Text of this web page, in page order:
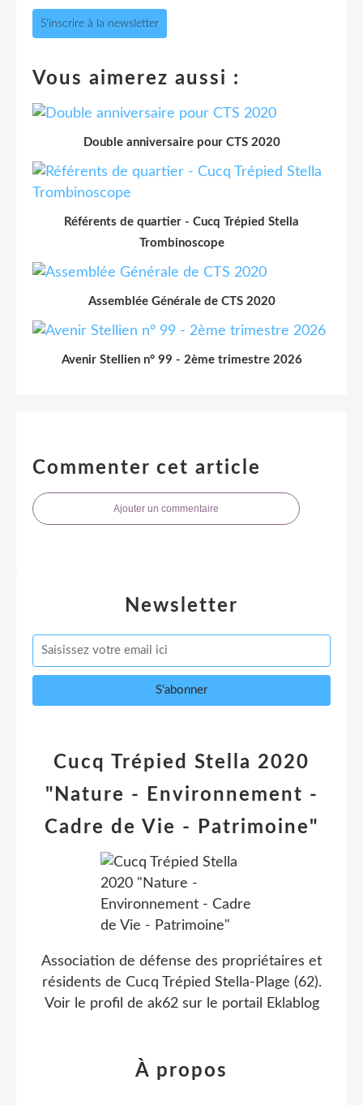
S'inscrire à la newsletter
Vous aimerez aussi :
Double anniversaire pour CTS 2020
Référents de quartier - Cucq Trépied Stella
Trombinoscope
Assemblée Générale de CTS 2020
Avenir Stellien n° 99 - 2ème trimestre 2026
Commenter cet article
Ajouter un commentaire
Newsletter
Cucq Trépied Stella 2020
"Nature - Environnement -
Cadre de Vie - Patrimoine"
Association de défense des propriétaires et
résidents de Cucq Trépied Stella-Plage (62).
Voir le profil de ak62sur le portail Eklablog
À propos